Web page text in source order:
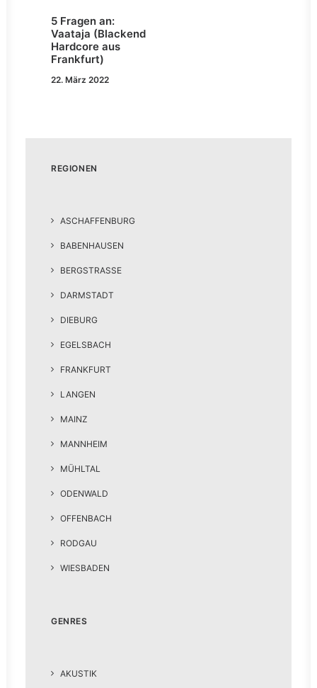
5 Fragen an:
Vaataja (Blackend
Hardcore aus
Frankfurt)
22. März 2022
REGIONEN
ASCHAFFENBURG
BABENHAUSEN
BERGSTRASSE
DARMSTADT
DIEBURG
EGELSBACH
FRANKFURT
LANGEN
MAINZ
MANNHEIM
MÜHLTAL
ODENWALD
OFFENBACH
RODGAU
WIESBADEN
GENRES
AKUSTIK